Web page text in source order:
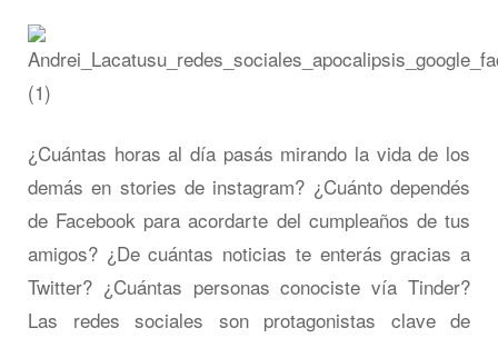
¿Cuántas horas al día pasás mirando la vida de los
demás en stories de instagram? ¿Cuánto dependés
de Facebook para acordarte del cumpleaños de tus
amigos? ¿De cuántas noticias te enterás gracias a
Twitter? ¿Cuántas personas conociste vía Tinder?
Las redes sociales son protagonistas clave de